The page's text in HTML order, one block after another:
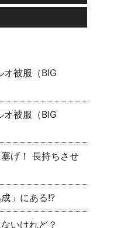
オ被服（BIG
オ被服（BIG
げ！ 長持ちさせ
」にある!?
いけれど？